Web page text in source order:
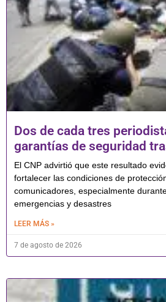
Dos de cada tres
garantías de seguridad
El CNP advirtió que este resultado
fortalecer las condiciones de
comunicadores, especialmente
emergencias y desastres
LEER MÁS »
7 de agosto de 2026